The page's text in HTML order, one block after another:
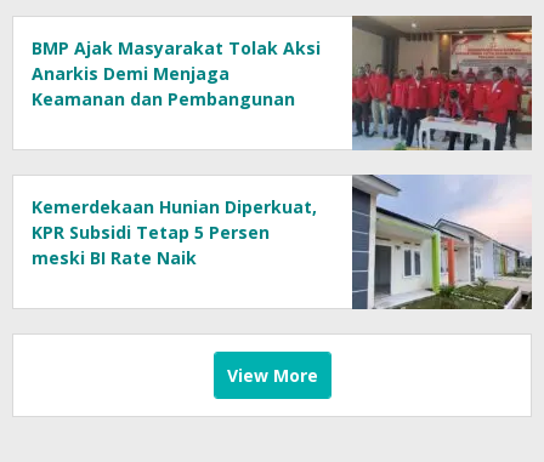
BMP Ajak Masyarakat Tolak Aksi
Anarkis Demi Menjaga
Keamanan dan Pembangunan
Kemerdekaan Hunian Diperkuat,
KPR Subsidi Tetap 5 Persen
meski BI Rate Naik
View More